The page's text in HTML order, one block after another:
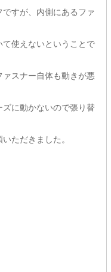
すが、内側にあるファ
使えないということで
スナー自体も動きが悪
に動かないので張り替
ただきました。